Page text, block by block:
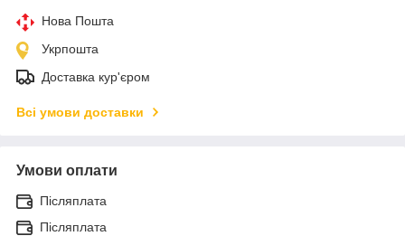
Нова Пошта
Укрпошта
Доставка кур'єром
Всі умови доставки
Умови оплати
Післяплата
Післяплата